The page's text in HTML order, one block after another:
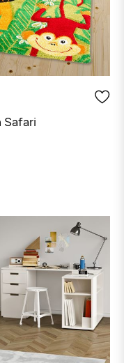
Safari